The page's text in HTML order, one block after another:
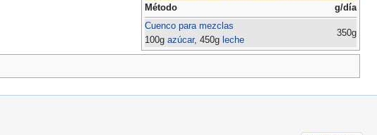
Método
g/día
Cuenco para mezclas
100g azúcar, 450g leche
350g